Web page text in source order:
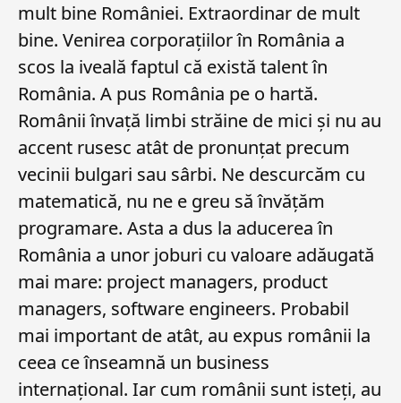
mult bine României. Extraordinar de mult
bine. Venirea corporațiilor în România a
scos la iveală faptul că există talent în
România. A pus România pe o hartă.
Românii învață limbi străine de mici și nu au
accent rusesc atât de pronunțat precum
vecinii bulgari sau sârbi. Ne descurcăm cu
matematică, nu ne e greu să învățăm
programare. Asta a dus la aducerea în
România a unor joburi cu valoare adăugată
mai mare: project managers, product
managers, software engineers. Probabil
mai important de atât, au expus românii la
ceea ce înseamnă un business
internațional. Iar cum românii sunt isteți, au